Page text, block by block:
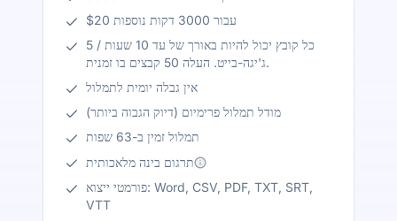
$20 עבור 3000 דקות נוספות
כל קובץ יכול להיות באורך של עד 10 שעות / 5
ג'יגה-בייט. העלה 50 קבצים בו זמנית.
אין גבלה יומית לתמלול
מודל תמלול פרימיום (דיוק הגבוה ביותר)
תמלול זמין ב-63 שפות
תרגום בינה מלאכותית
פורמטי ייצוא: Word, CSV, PDF, TXT, SRT,
VTT